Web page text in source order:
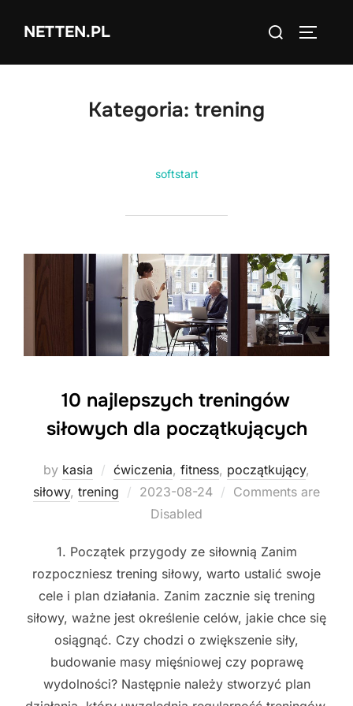
NETTEN.PL
Search
Kategoria: trening
softstart
10 najlepszych treningów
siłowych dla początkujących
by kasia ćwiczenia, fitness, początkujący,
siłowy, trening
Posted
on
2023-08-24
Comments are
Disabled
1. Początek przygody ze siłownią Zanim
rozpoczniesz trening siłowy, warto ustalić swoje
cele i plan działania. Zanim zacznie się trening
siłowy, ważne jest określenie celów, jakie chce się
osiągnąć. Czy chodzi o zwiększenie siły,
budowanie masy mięśniowej czy poprawę
wydolności? Następnie należy stworzyć plan